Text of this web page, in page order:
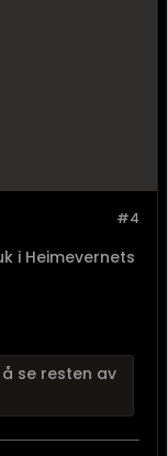
#4
i Heimevernets
se resten av